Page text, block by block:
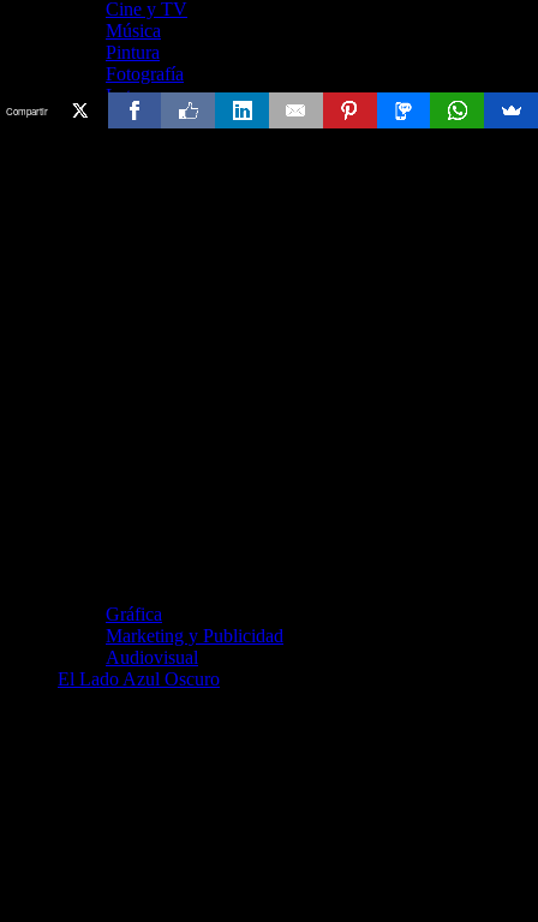
Cine y TV
Música
Pintura
Fotografía
Letras
arzuComunicación
Gráfica
Marketing y Publicidad
Audiovisual
El Lado Azul Oscuro
Compartir